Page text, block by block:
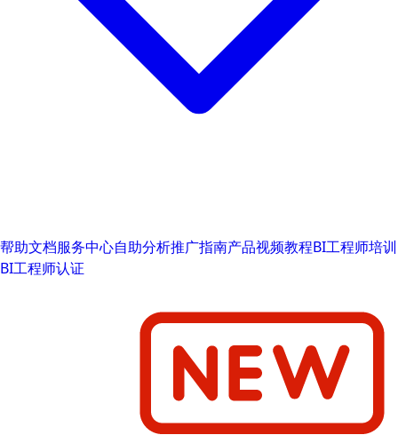
帮助文档服务中心自助分析推广指南产品视频教程BI工程师培训
BI工程师认证